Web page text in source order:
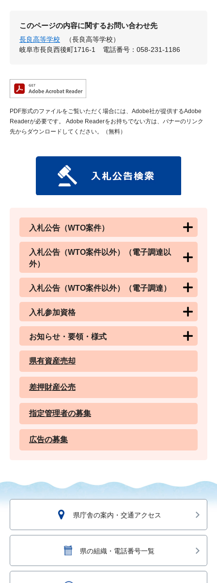
このページの内容に関するお問い合わせ先
長良高等学校
（長良高等学校）
岐阜市長良西後町1716-1
電話番号：058-231-1186
PDF形式のファイルをご覧いただく場合には、Adobe社が提供するAdobe
Readerが必要です。
Adobe Readerをお持ちでない方は、バナーのリンク
先からダウンロードしてください。（無料）
入札公告（WTO案件）
入札公告（WTO案件以外）（電子調達以
外）
入札公告（WTO案件以外）（電子調達）
入札参加資格
お知らせ・要領・様式
県有資産売却
差押財産公売
指定管理者の募集
広告の募集
県庁舎の案内・交通アクセス
県の組織・電話番号一覧